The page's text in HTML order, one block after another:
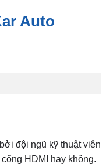
Auto
đội ngũ kỹ thuật viên
HDMI hay không.